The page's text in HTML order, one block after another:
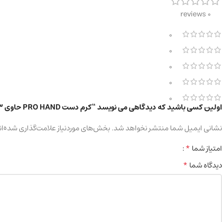
0 reviews
0
0
0
0
0
اولین کسی باشید که دیدگاهی می نویسد “کرم دست PRO HAND حاوی ۳٪ لانولین حجم 300 میلی‌لیتر”
نشانی ایمیل شما منتشر نخواهد شد.بخش‌های موردنیاز علامت‌گذاری
امتیاز شما*
دیدگاه شما*